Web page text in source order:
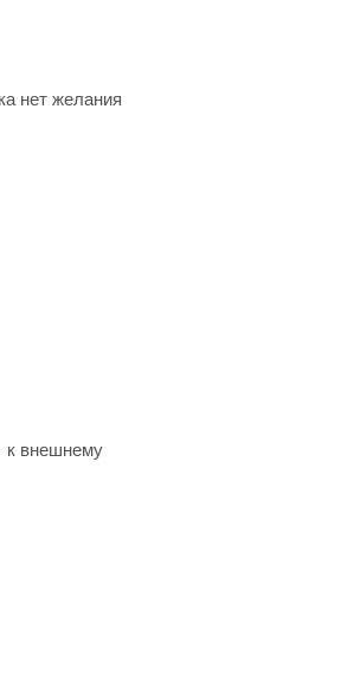
нет желания
к внешнему